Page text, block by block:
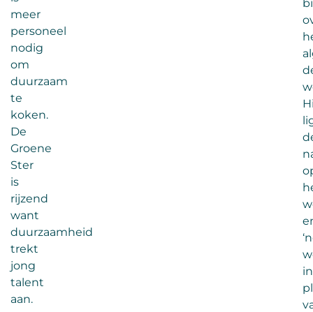
meer
personeel
nodig
om
duurzaam
te
koken.
De
Groene
Ster
is
rijzend
want
duurzaamheid
trekt
jong
talent
aan.
in